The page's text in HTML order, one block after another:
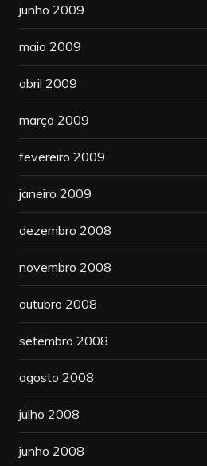
junho 2009
maio 2009
abril 2009
março 2009
fevereiro 2009
janeiro 2009
dezembro 2008
novembro 2008
outubro 2008
setembro 2008
agosto 2008
julho 2008
junho 2008